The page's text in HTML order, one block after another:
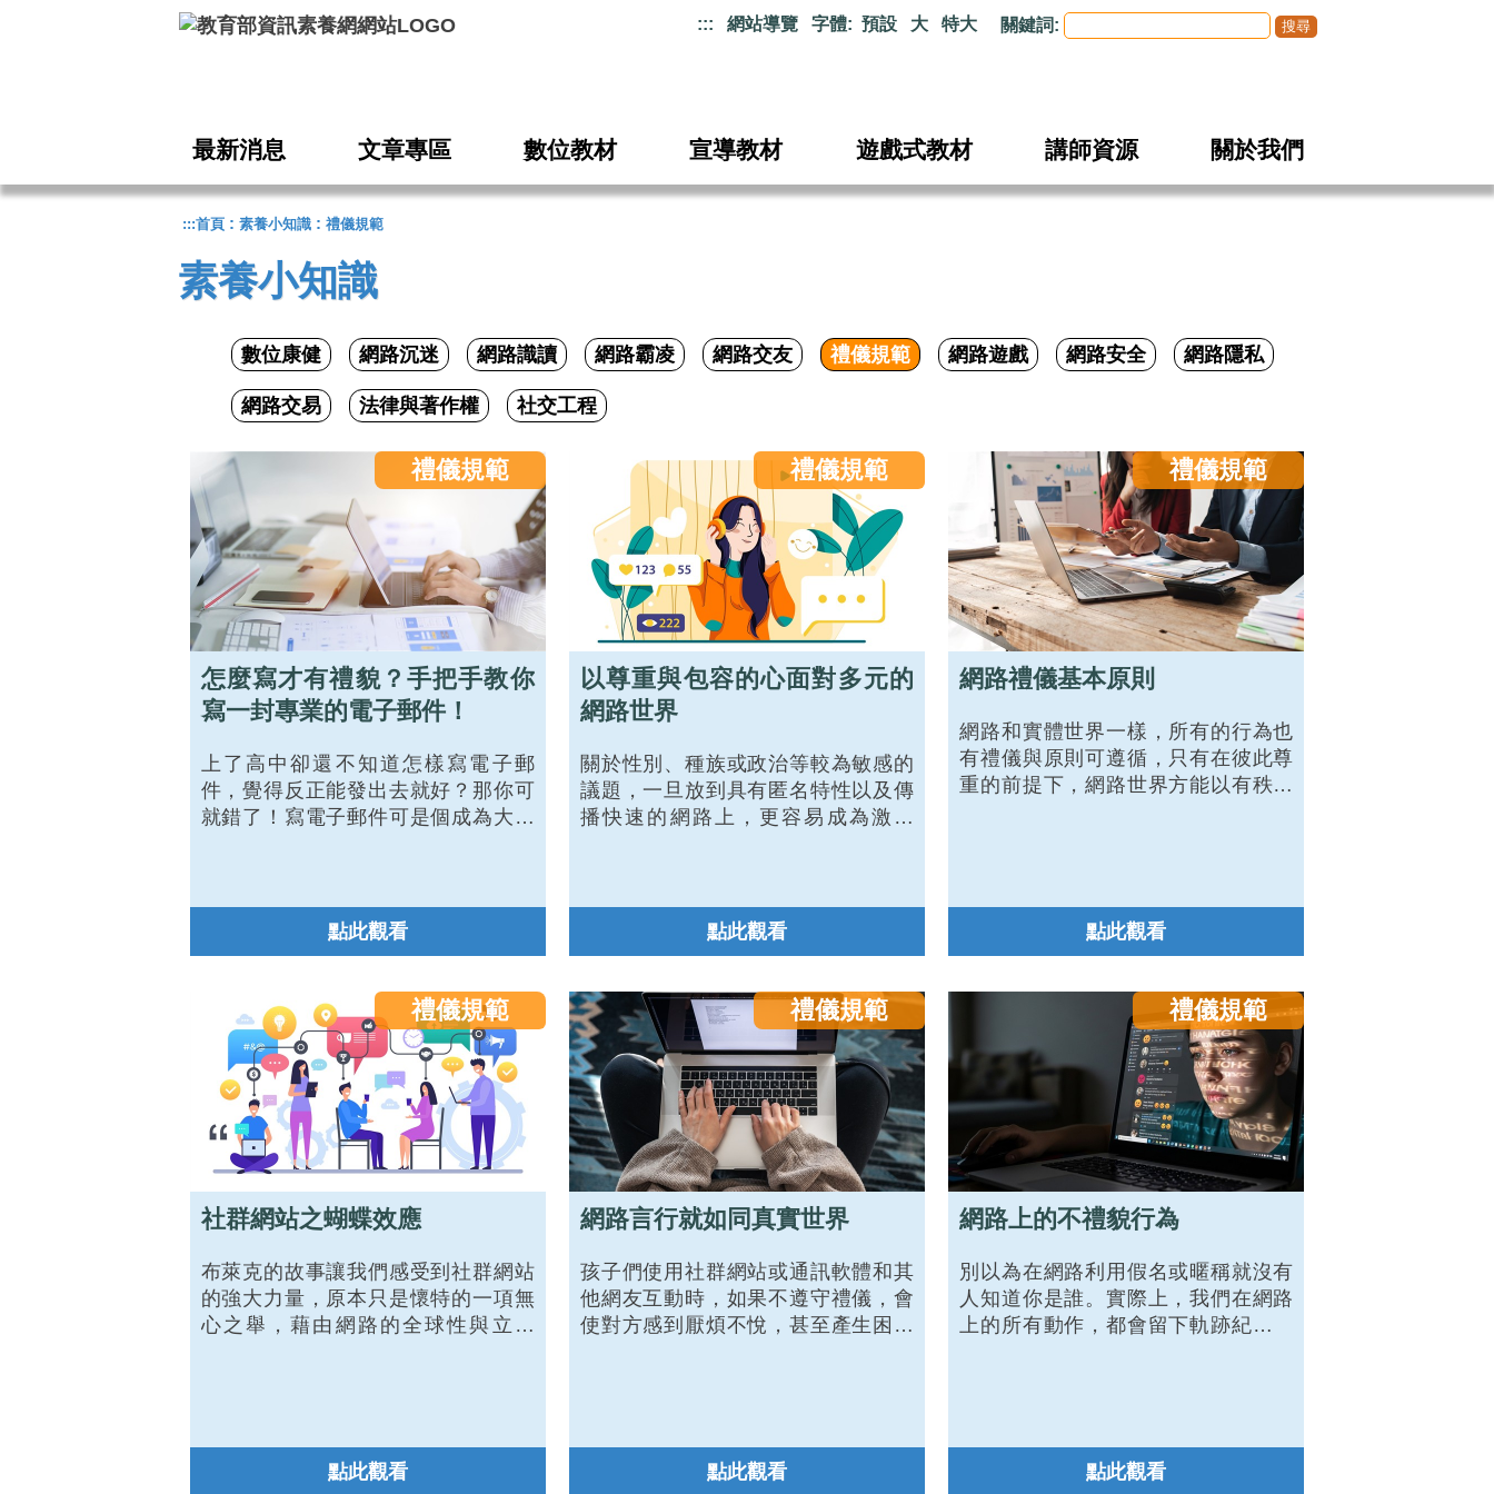
::: 網站導覽 字體: 預設 大 特大 關鍵詞:
最新消息 文章專區 數位教材 宣導教材 遊戲式教材 講師資源 關於我們
:::首頁 : 素養小知識 : 禮儀規範
素養小知識
數位康健 網路沉迷 網路識讀 網路霸凌 網路交友 禮儀規範 網路遊戲 網路安全 網路隱私
網路交易 法律與著作權 社交工程
禮儀規範
怎麼寫才有禮貌？手把手教你
寫一封專業的電子郵件！
上了高中卻還不知道怎樣寫電子郵
件，覺得反正能發出去就好？那你可
就錯了！寫電子郵件可是個成為大人
能造成負面印象，更可能讓人失去寶
貴的機會！從 0 開始了解電子郵件的
子郵件吧！
點此觀看
禮儀規範
以尊重與包容的心面對多元的
網路世界
關於性別、種族或政治等較為敏感的
議題，一旦放到具有匿名特性以及傳
播快速的網路上，更容易成為激烈
設身處地理解他人的思想與行為，便
能尊重其抉擇。也因為互相的理解與
人之間的連結因此變得有溫度。
點此觀看
禮儀規範
網路禮儀基本原則
網路和實體世界一樣，所有的行為也
有禮儀與原則可遵循，只有在彼此尊
重的前提下，網路世界方能以有秩序
點此觀看
禮儀規範
社群網站之蝴蝶效應
布萊克的故事讓我們感受到社群網站
的強大力量，原本只是懷特的一項無
心之舉，藉由網路的全球性與立即
量繼續擴散出去，這正是「社群網站
正向用」的最佳案例！
點此觀看
禮儀規範
網路言行就如同真實世界
孩子們使用社群網站或通訊軟體和其
他網友互動時，如果不遵守禮儀，會
使對方感到厭煩不悅，甚至產生困擾
持網路世界的秩序，讓大家享有安全
有禮的使用環境。因此，家長應該建
點此觀看
禮儀規範
網路上的不禮貌行為
別以為在網路利用假名或暱稱就沒有
人知道你是誰。實際上，我們在網路
上的所有動作，都會留下軌跡紀錄，
守網路上的禮儀規範喔！下面列出使
用網路最常發生的不禮貌行為，提醒
點此觀看